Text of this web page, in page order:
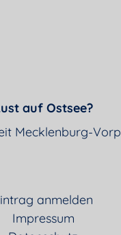
auf Ostsee?
Mecklenburg-
anmelden
Impressum